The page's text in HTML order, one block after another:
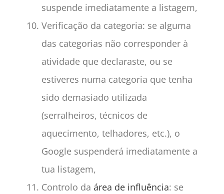
suspende imediatamente a listagem,
Verificação da categoria: se alguma
das categorias não corresponder à
atividade que declaraste, ou se
estiveres numa categoria que tenha
sido demasiado utilizada
(serralheiros, técnicos de
aquecimento, telhadores, etc.), o
Google suspenderá imediatamente a
tua listagem,
Controlo da área de influência: se